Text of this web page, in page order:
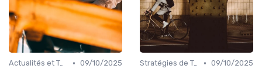
Actualités et Tendances Financières • 09/10/2025
Stratégies de Trading • 09/10/2025